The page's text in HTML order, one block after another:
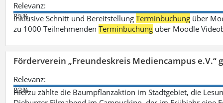
Relevanz:
85%
inklusive Schnitt und BereitstellungTerminbuchung über
zu 1000 TeilnehmendenTerminbuchung über Moodle
Förderverein „Freundeskreis Mediencampus e.V.“
Relevanz:
83%
Hierzu zählte die Baumpflanzaktion im Stadtgebiet, die